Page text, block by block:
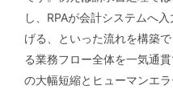
し、RPAが会計システムへ
げる、といった流れを構築
る業務フロー全体を一気通
の大幅短縮とヒューマンエ